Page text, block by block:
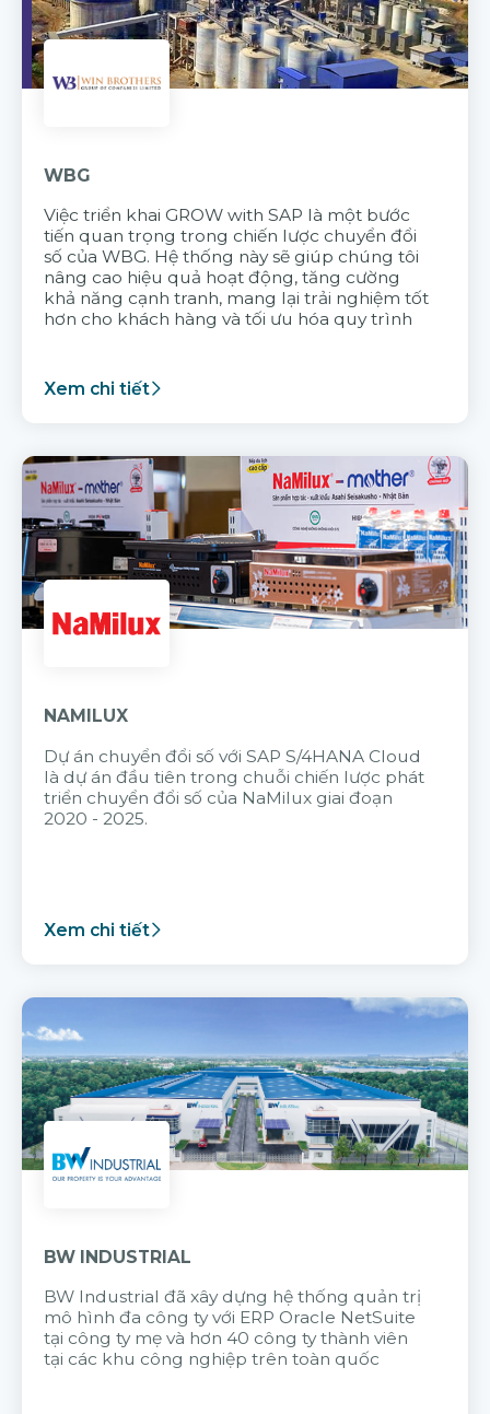
WBG
Việc triển khai GROW with SAP là một bước
tiến quan trọng trong chiến lược chuyển đổi
số của WBG. Hệ thống này sẽ giúp chúng tôi
nâng cao hiệu quả hoạt động, tăng cường
khả năng cạnh tranh, mang lại trải nghiệm tốt
hơn cho khách hàng và tối ưu hóa quy trình
Xem chi tiết
NAMILUX
Dự án chuyển đổi số với SAP S/4HANA Cloud
là dự án đầu tiên trong chuỗi chiến lược phát
triển chuyển đổi số của NaMilux giai đoạn
2020 - 2025.
Xem chi tiết
BW INDUSTRIAL
BW Industrial đã xây dựng hệ thống quản trị
mô hình đa công ty với ERP Oracle NetSuite
tại công ty mẹ và hơn 40 công ty thành viên
tại các khu công nghiệp trên toàn quốc